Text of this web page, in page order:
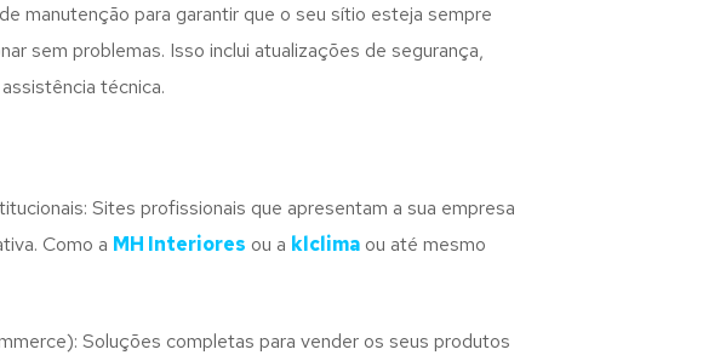
manutenção para garantir que o seu sítio esteja sempre
sem problemas. Isso inclui atualizações de segurança,
técnica.
Sites profissionais que apresentam a sua empresa
Como a MH Interiores ou a klclima ou até mesmo
Soluções completas para vender os seus produtos